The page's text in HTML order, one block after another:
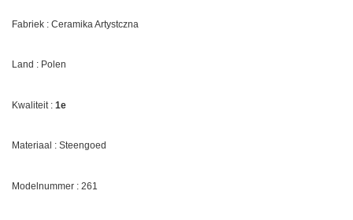
Fabriek : Ceramika Artystczna
Land : Polen
Kwaliteit : 1e
Materiaal : Steengoed
Modelnummer : 261